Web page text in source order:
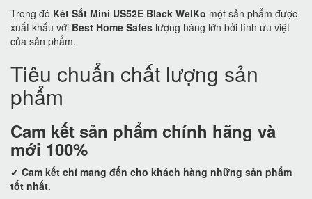
Trong đó Két Sắt Mini US52E Black WelKo một sản phẩm được
xuất khẩu với Best Home Safes lượng hàng lớn bởi tính ưu việt
của sản phẩm.
Tiêu chuẩn chất lượng sản
phẩm
Cam kết sản phẩm chính hãng và
mới 100%
✔ Cam kết chỉ mang đến cho khách hàng những sản phẩm
tốt nhất.